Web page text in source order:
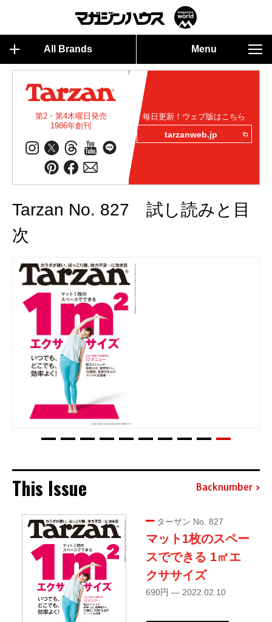
All Brands Menu
第2・第4木曜日発売
1986年創刊
毎日更新！ウェブ版はこちら
tarzanweb.jp
Tarzan No. 827 試し読みと目
次
This Issue Backnumber
ターザン No. 827
マット1枚のスペー
スでできる 1㎡エ
クササイズ
690円 — 2022.02.10